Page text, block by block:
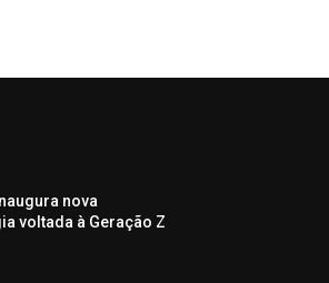
nova
voltada à Geração Z